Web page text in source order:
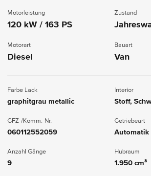
Motorleistung
120 kW / 163 PS
Zustand
Motorart
Diesel
Bauart
Van
Farbe Lack
graphitgrau metallic
Interior
Stoff,
GFZ-/Komm.-Nr.
060112552059
Getriebeart
Automatik
Anzahl Gänge
9
Hubraum
1.950 cm³